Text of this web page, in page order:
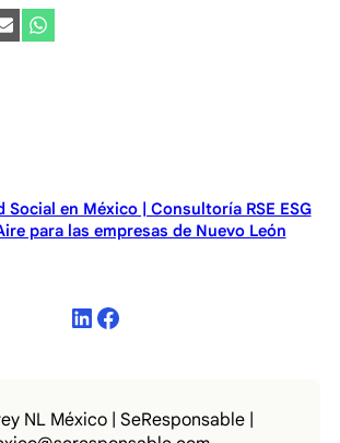
Compartir
en
Compartir
en
Social en México | Consultoría RSE ESG
para las empresas de Nuevo León
LinkedIn Facebook
NL México | SeResponsable |